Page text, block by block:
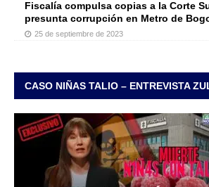
Fiscalía compulsa copias a la Corte
presunta corrupción en Metro de
25 de septiembre de 2023
CASO NIÑAS TALIO – ENTREVISTA